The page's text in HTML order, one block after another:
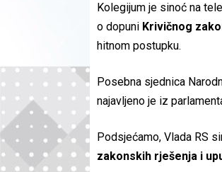
Kolegijum je sinoć na
o dopuni Krivičnog
hitnom postupku.
Posebna sjednica
najavljeno je iz
Podsjećamo, Vlada RS
zakonskih rješenja i